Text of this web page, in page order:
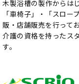
木製浴槽の製作からは
「車椅子」・「スロ
販・店舗販売を行ってお
介護の資格を持ったス
す。